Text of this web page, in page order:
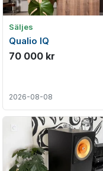
Säljes
Qualio IQ
70 000 kr
2026-08-08